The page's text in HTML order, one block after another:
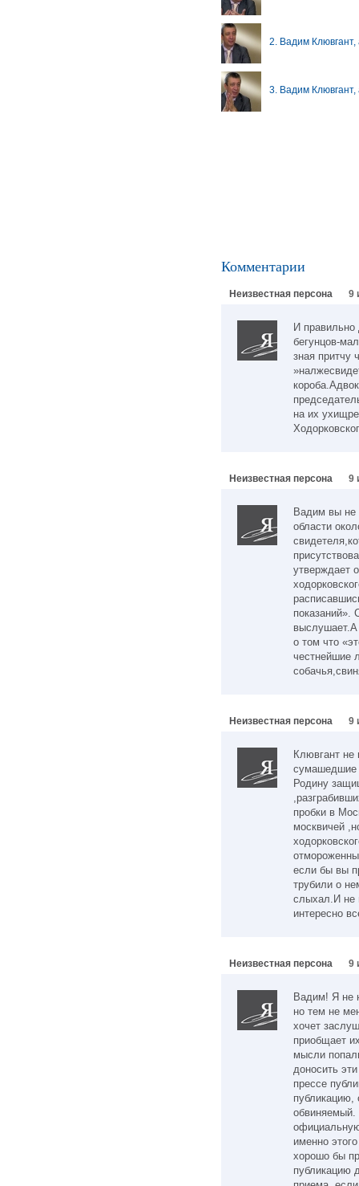
2. Вадим Клювгант,
3. Вадим Клювгант,
Комментарии
Неизвестная персона 9
И правильно
бегунцов-
зная притчу
на их
Неизвестная персона 9
Вадим вы не
области
утверждает
показаний».
выслушает.А
о том что
честнейшие
Неизвестная персона 9
Клювгант не
сумашедшие
Родину
пробки в
москвичей
если бы вы
трубили о
слыхал.И не
интересно
Неизвестная персона 9
Вадим! Я не
но тем не
хочет
приобщает
мысли
доносить
прессе
публикацию,
обвиняемый.
именно
хорошо бы
публикацию